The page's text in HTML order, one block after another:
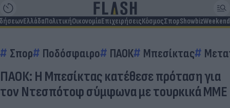
ΕλλάδαΠολιτικήΟικονομίαΕπιχειρήσειςΚόσμοςΣπορShowbizWeekend
Σπορ Ποδόσφαιρο ΠΑΟΚ Μπεσίκτας
ΠΑΟΚ: Η Μπεσίκτας κατέθεσε πρόταση για
τον Ντεσπότοφ σύμφωνα με τουρκικά ΜΜΕ